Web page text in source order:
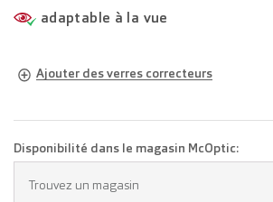
adaptable à la vue
Ajouter des verres correcteurs
Lunettes avec verres unifocaux
Disponibilité dans le magasin McOptic:
Trouvez un magasin